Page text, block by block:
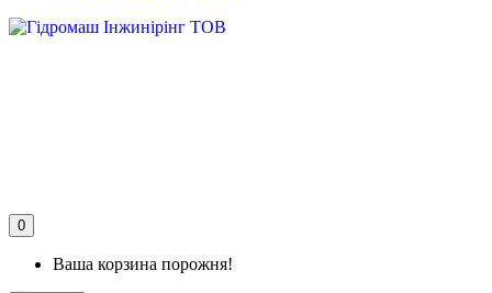
0
Ваша корзина порожня!